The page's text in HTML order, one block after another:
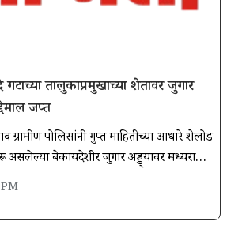
तालुकाप्रमुखाच्या शेतावर जुगार
जप्त
ग्रामीण पोलिसांनी गुप्त माहितीच्या आधारे शेलोडी
बेकायदेशीर जुगार अड्ड्यावर मध्यरात्री
ताब्यात घेतले.